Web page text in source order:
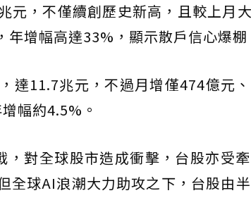
元，不僅續創歷史新高，且較上月
增幅高達33%，顯示散戶信心爆棚
達11.7兆元，不過月增僅474億元
幅約4.5%。
對全球股市造成衝擊，台股亦受牽
全球AI浪潮大力助攻之下，台股由